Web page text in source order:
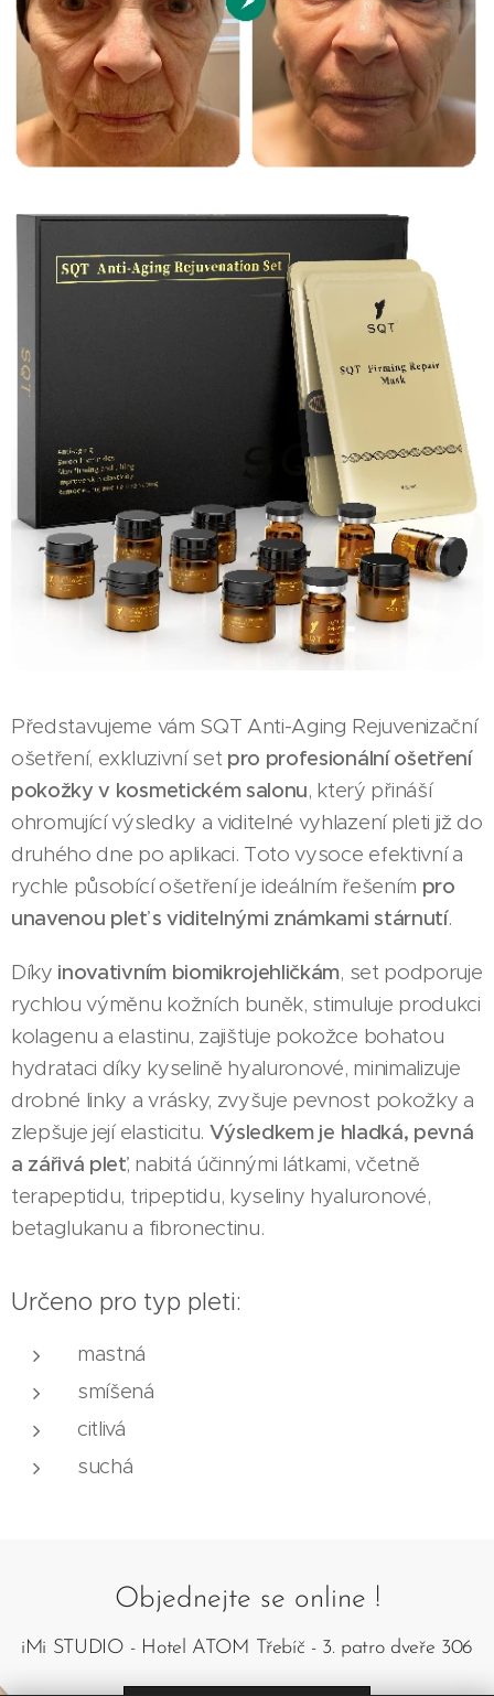
Představujeme vám SQT Anti-Aging Rejuvenizační
ošetření, exkluzivní set pro profesionální ošetření
pokožky v kosmetickém salonu, který přináší
ohromující výsledky a viditelné vyhlazení pleti již do
druhého dne po aplikaci. Toto vysoce efektivní a
rychle působící ošetření je ideálním řešením pro
unavenou pleť s viditelnými známkami stárnutí.
Díky inovativním biomikrojehličkám, set podporuje
rychlou výměnu kožních buněk, stimuluje produkci
kolagenu a elastinu, zajišťuje pokožce bohatou
hydrataci díky kyselině hyaluronové, minimalizuje
drobné linky a vrásky, zvyšuje pevnost pokožky a
zlepšuje její elasticitu. Výsledkem je hladká, pevná
a zářivá pleť, nabitá účinnými látkami, včetně
terapeptidu, tripeptidu, kyseliny hyaluronové,
betaglukanu a fibronectinu.
Určeno pro typ pleti:
mastná
smíšená
citlivá
suchá
Objednejte se online !
iMi STUDIO - Hotel ATOM Třebíč - 3. patro dveře 306